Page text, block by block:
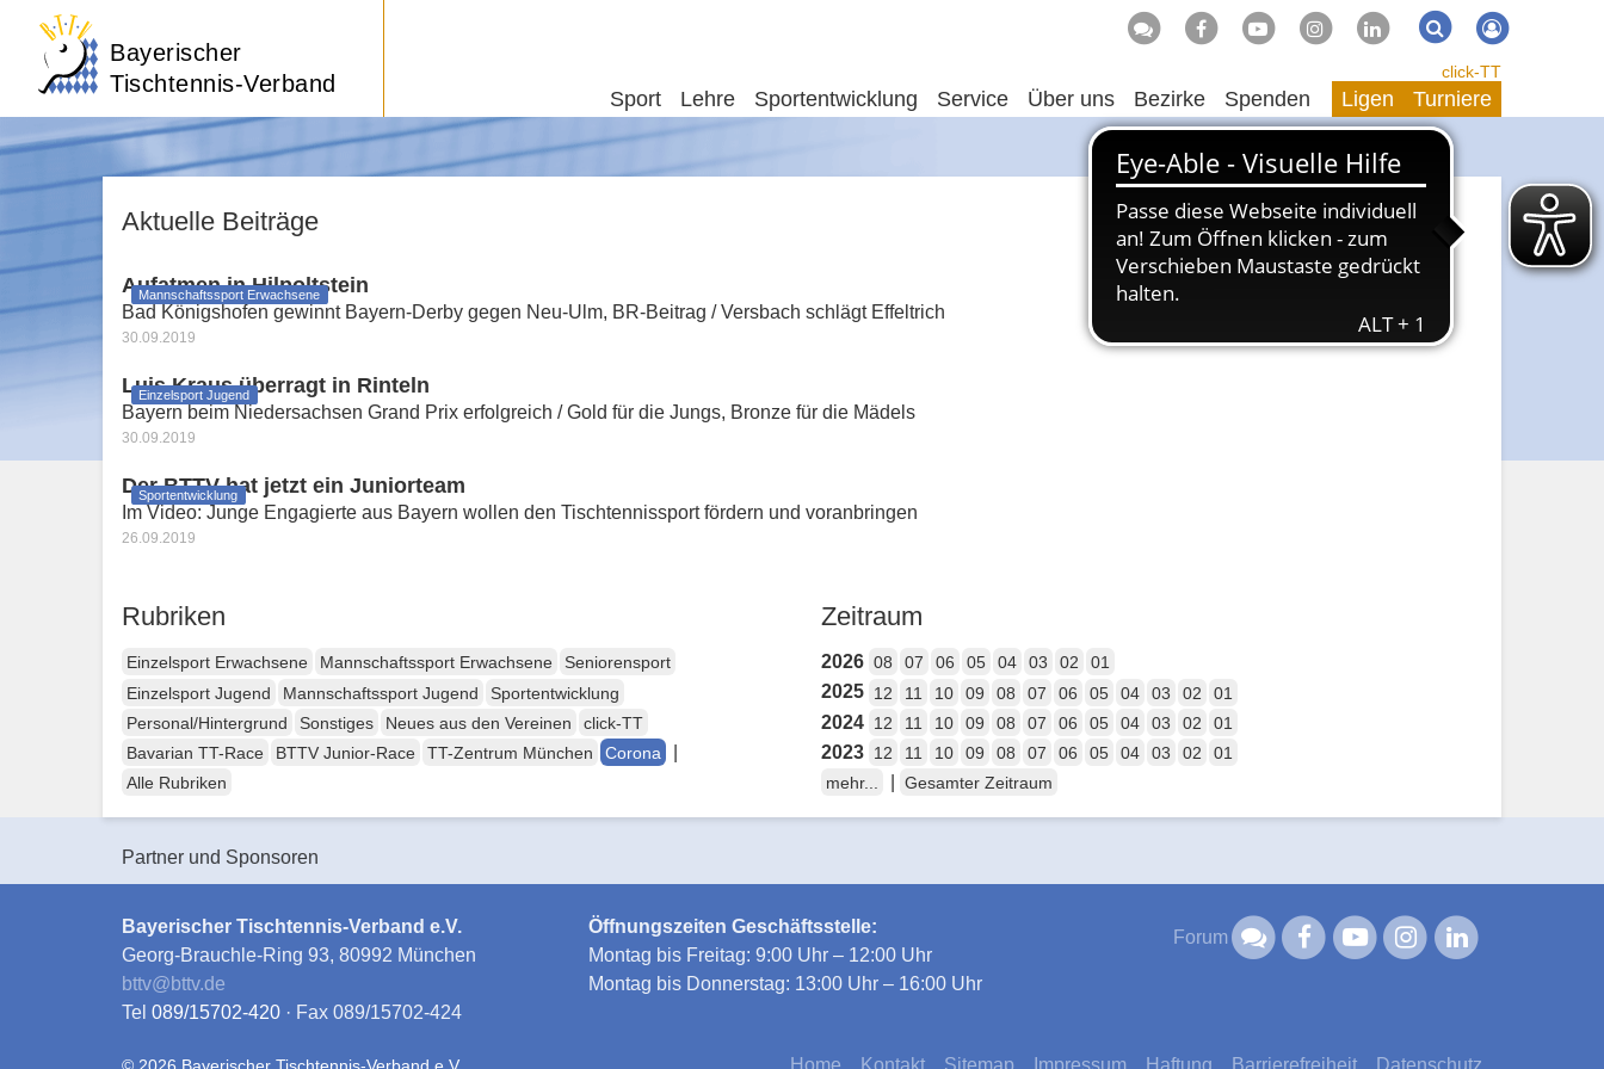
Bayerischer
Tischtennis-Verband
Suche Suchen
Sport Lehre Sportentwicklung Service Über uns Bezirke Spenden
click-TT
Ligen Turniere
Aktuelle Beiträge
Mannschaftssport Erwachsene
Aufatmen in Hilpoltstein
Bad Königshofen gewinnt Bayern-Derby gegen Neu-Ulm, BR-Beitrag / Versbach schlägt Effeltrich
30.09.2019
Einzelsport Jugend
Luis Kraus überragt in Rinteln
Bayern beim Niedersachsen Grand Prix erfolgreich / Gold für die Jungs, Bronze für die Mädels
30.09.2019
Sportentwicklung
Der BTTV hat jetzt ein Juniorteam
Im Video: Junge Engagierte aus Bayern wollen den Tischtennissport fördern und voranbringen
26.09.2019
Rubriken
Einzelsport Erwachsene Mannschaftssport Erwachsene
Seniorensport
Einzelsport Jugend
Mannschaftssport Jugend
Sportentwicklung
Personal/Hintergrund
Sonstiges Neues aus den Vereinen
click-TT
Bavarian TT-Race
BTTV Junior-Race TT-Zentrum München Corona
Alle Rubriken
Zeitraum
2026 08 07 06 05 04 03 02 01
2025 12 11 10 09 08 07 06 05 04 03 02 01
2024 12 11 10 09 08 07 06 05 04 03 02 01
2023 12 11 10 09 08 07 06 05 04 03 02
01
mehr...
Gesamter Zeitraum
Partner und Sponsoren
Bayerischer Tischtennis-Verband e.V.
Georg-Brauchle-Ring 93, 80992 München
bttv@bttv.de
Tel 089/15702-420 · Fax 089/15702-424
Öffnungszeiten Geschäftsstelle:
Montag bis Freitag: 9:00 Uhr – 12:00 Uhr
Montag bis Donnerstag: 13:00 Uhr – 16:00 Uhr
Forum